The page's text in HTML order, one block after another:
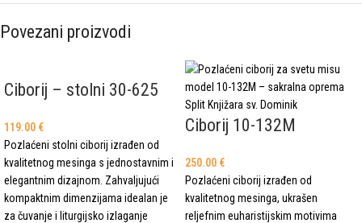
Povezani proizvodi
Ciborij – stolni 30-625
119.00 €
Pozlaćeni stolni ciborij izrađen od
kvalitetnog mesinga s jednostavnim i
elegantnim dizajnom. Zahvaljujući
kompaktnim dimenzijama idealan je
za čuvanje i liturgijsko izlaganje
Ciborij 10-132M
250.00 €
Pozlaćeni ciborij izrađen od
kvalitetnog mesinga, ukrašen
reljefnim euharistijskim motivima